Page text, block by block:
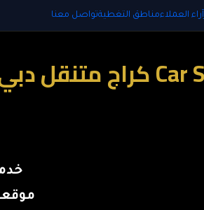
آراء العملاءمناطق التغطيةتواصل معنا